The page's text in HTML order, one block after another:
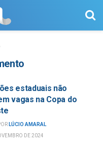
estaduais não
vagas na Copa do
LÚCIO AMARAL
DE 2024